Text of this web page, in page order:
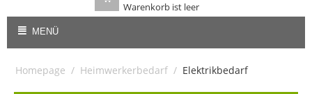
Warenkorb ist leer
MENÜ
Homepage / Heimwerkerbedarf / Elektrikbedarf